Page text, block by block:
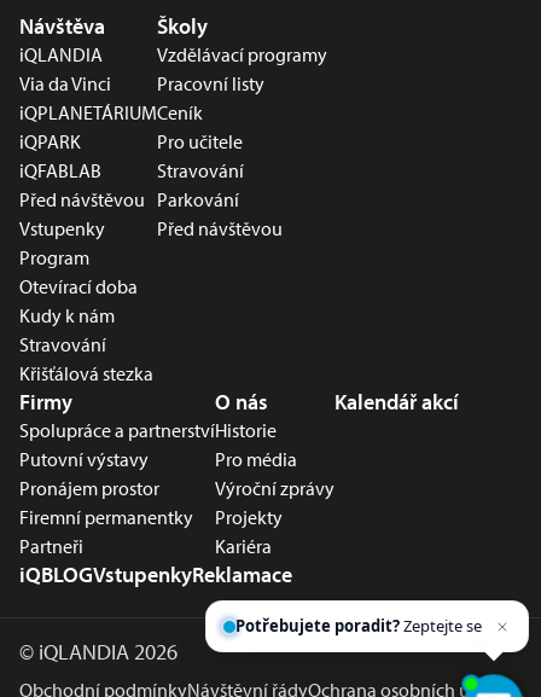
Nabídka v zápatí
Návštěva
iQLANDIA
Via da Vinci
iQPLANETÁRIUM
iQPARK
iQFABLAB
Před návštěvou
Vstupenky
Program
Otevírací doba
Kudy k nám
Stravování
Křišťálová stezka
Školy
Vzdělávací programy
Pracovní listy
Ceník
Pro učitele
Stravování
Parkování
Před návštěvou
Firmy
Spolupráce a partnerství
Putovní výstavy
Pronájem prostor
Firemní permanentky
Partneři
O nás
Historie
Pro média
Výroční zprávy
Projekty
Kariéra
Kalendář akcí
iQBLOGVstupenkyReklamace
© iQLANDIA 2026
Obchodní podmínkyNávštěvní řádyOchrana osobních údajů
Potřebujete poradit?Zeptejte se našeho
asistenta